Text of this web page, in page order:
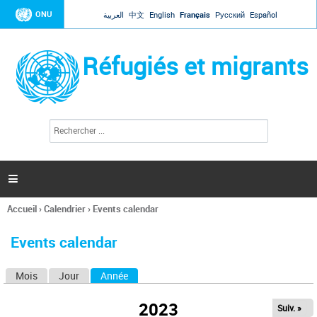
Jump to navigation
ONU العربية 中文 English Français Русский Español
Réfugiés et migrants
l
c
h
e

Vous
ici
Accueil›Calendrier› Events calendar
Events calendar
Mois Jour Année
2023 Suiv. »